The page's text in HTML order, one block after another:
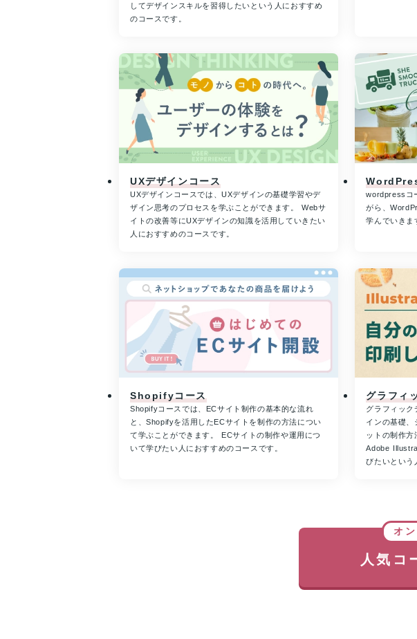
してデザインスキルを習得したいという人におすすめ
のコースです。
UXデザインコース
UXデザインコースでは、UXデザインの基礎学習やデ
ザイン思考のプロセスを学ぶことができます。 Webサ
イトの改善等にUXデザインの知識を活用していきたい
人におすすめのコースです。
wordpressコ
がら、
学んでいきま
Shopifyコース
Shopifyコースでは、ECサイト制作の基本的な流れ
と、Shopifyを活用したECサイトを制作の方法につい
て学ぶことができます。 ECサイトの制作や運用につ
いて学びたい人におすすめのコースです。
グラフィ
グラフィック
インの基礎、
ットの制作方
Adobe
びたいという
オ
人気コ